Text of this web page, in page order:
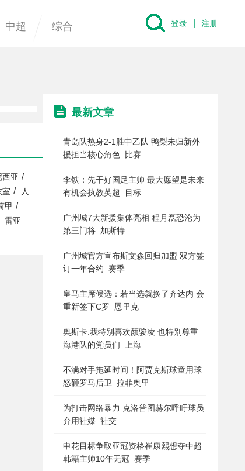
中超 综合 登录 注册
最新文章
青岛队热身2-1胜中乙队 鸭梨未归新外
援担当核心角色_比赛
李铁：先干好国足主帅 最大愿望是未来
有机会执教英超_目标
广州城7大新援集体亮相 程月磊恐沦为
第三门将_加斯特
广州城官方宣布斯文森回归加盟 双方签
订一年合约_赛季
皇马主席候选：若当选就换了齐达内 会
重新签下C罗_恩里克
奥斯卡:我特别喜欢颜骏凌 也特别尊重
海港队的党员们_上海
不满对手拖延时间！阿贾克斯球童用球
怒砸罗马后卫_拉菲奥里
为打击网络暴力 克洛普图赫尔呼吁球员
弃用社媒_社交
申花目标争取亚冠资格崔康熙想夺中超
韩籍主帅10年无冠_赛季
西亚 /
室 /
人
甲 /
雷亚